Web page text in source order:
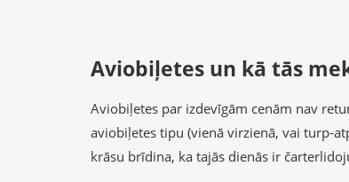
Aviobiļetes un kā tās
Aviobiļetes par izdevīgām cenām nav
aviobiļetes tipu (vienā virzienā, vai turp-
krāsu brīdina, ka tajās dienās ir